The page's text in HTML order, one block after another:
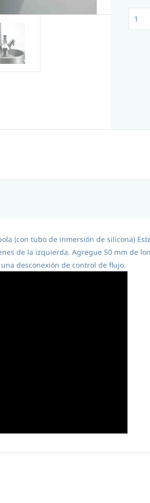
(con tubo de inmersión de silicona)
de la izquierda. Agregue 50 mm de
desconexión de control de flujo.